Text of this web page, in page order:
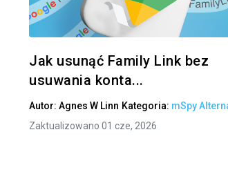
Facebook Kopiuj link
Jak usunąć Family Link bez
usuwania konta...
Autor:Agnes W Linn Kategoria: mSpy
Zaktualizowano 01 cze, 2026